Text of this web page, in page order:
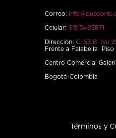
Correo:
Celular: 319 5495871
Dirección: Cl 53 B No
Frente a Falabella Piso
Centro Comercial
Bogotá-Colombia
Términos y